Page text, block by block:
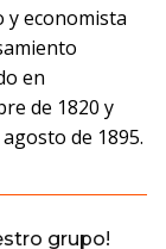
y economista
en
de 1820 y
de 1895.
grupo!